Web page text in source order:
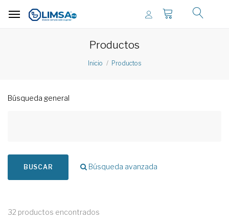
Productos
Inicio Productos
Búsqueda general
BUSCAR Búsqueda avanzada
32 productos encontrados